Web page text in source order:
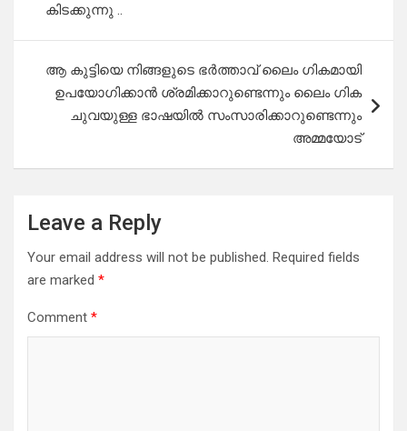
കിടക്കുന്നു ..
ആ കുട്ടിയെ നിങ്ങളുടെ ഭർത്താവ് ലൈം ഗികമായി
ഉപയോഗിക്കാൻ ശ്രമിക്കാറുണ്ടെന്നും ലൈം ഗിക
ചുവയുള്ള ഭാഷയിൽ സംസാരിക്കാറുണ്ടെന്നും
അമ്മയോട്
Leave a Reply
Your email address will not be published. Required fields
are marked *
Comment *